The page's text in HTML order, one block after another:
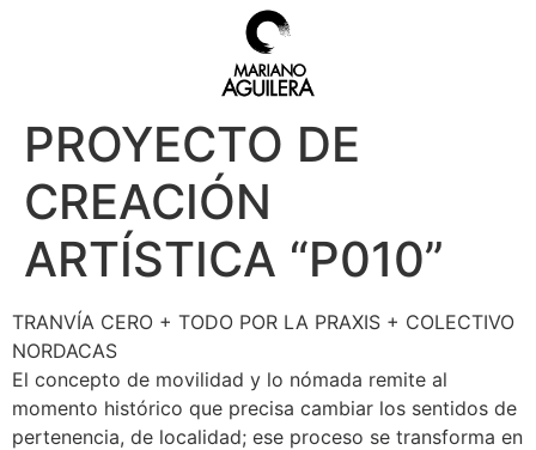
PROYECTO DE
CREACIÓN
ARTÍSTICA “P010”
TRANVÍA CERO + TODO POR LA PRAXIS + COLECTIVO
NORDACAS
El concepto de movilidad y lo nómada remite al
momento histórico que precisa cambiar los sentidos de
pertenencia, de localidad; ese proceso se transforma en